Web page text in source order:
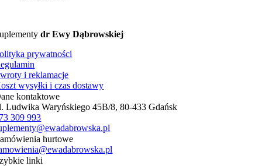
dr Ewy Dąbrowskiej
prywatności
i reklamacje
wysyłki i czas dostawy
kontaktowe
Ludwika Waryńskiego 45B/8, 80-433 Gdańsk
309 993
hurtowe
linki